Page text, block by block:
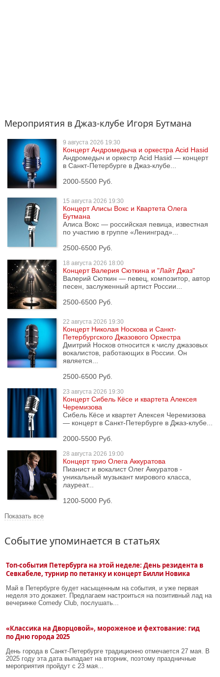
Мероприятия в Джаз-клубе Игоря Бутмана
9 августа 2026 19:30
Концерт Андромедыча и оркестра Acid Hasid
Андромедыч и оркестр Acid Hasid — концерт
в Санкт-Петербурге в Джаз-клубе...
2000-5500 Руб.
15 августа 2026 19:30
Концерт Алисы Вокс и Квартета Олега
Бутмана
Алиса Вокс — российская певица, известная
по участию в группе «Ленинград»...
2500-6500 Руб.
18 августа 2026 18:00
Концерт Валерия Сюткина и "Лайт Джаз"
Валерий Сюткин — певец, композитор, автор
песен, заслуженный артист России...
2500-6500 Руб.
22 августа 2026 19:30
Концерт Николая Носкова и Санкт-
Петербургского Джазового Оркестра
Дмитрий Носков относится к числу джазовых
вокалистов, работающих в России. Он
является...
2500-6500 Руб.
23 августа 2026 19:30
Концерт Сибель Кёсе и квартета Алексея
Черемизова
Сибель Кёсе и квартет Алексея Черемизова
— концерт в Санкт-Петербурге в Джаз-клубе...
2000-5500 Руб.
28 августа 2026 19:00
Концерт трио Олега Аккуратова
Пианист и вокалист Олег Аккуратов -
уникальный музыкант мирового класса,
лауреат...
1200-5000 Руб.
Показать все
Событие упоминается в статьях
Топ-события Петербурга на этой неделе: День резидента в
Севкабеле, турнир по петанку и концерт Билли Новика
Май в Петербурге будет насыщенным на события, и уже первая
неделя это докажет. Предлагаем настроиться на позитивный лад на
вечеринке Comedy Club, послушать...
«Классика на Дворцовой», мороженое и фехтование: гид
по Дню города 2025
День города в Санкт-Петербурге традиционно отмечается 27 мая. В
2025 году эта дата выпадает на вторник, поэтому праздничные
мероприятия пройдут с 23 мая...